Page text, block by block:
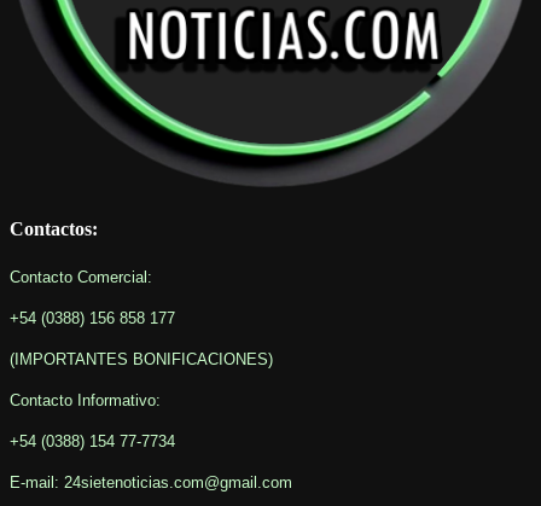
Contactos:
Contacto Comercial:
+54 (0388) 156 858 177
(IMPORTANTES BONIFICACIONES)
Contacto Informativo:
+54 (0388) 154 77-7734
E-mail: 24sietenoticias.com@gmail.com